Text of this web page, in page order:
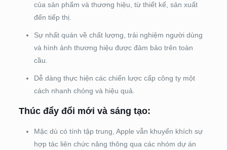
của sản phẩm và thương hiệu, từ thiết kế, sản xuất
đến tiếp thị.
Sự nhất quán về chất lượng, trải nghiệm người dùng
và hình ảnh thương hiệu được đảm bảo trên toàn
cầu.
Dễ dàng thực hiện các chiến lược cấp công ty một
cách nhanh chóng và hiệu quả.
Thúc đẩy đổi mới và sáng tạo:
Mặc dù có tính tập trung, Apple vẫn khuyến khích sự
hợp tác liên chức năng thông qua các nhóm dự án